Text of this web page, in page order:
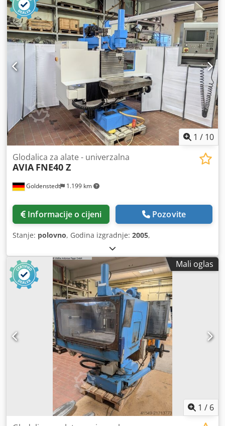
1 / 10
Goldenstedt 1.199 km
Glodalica za alate - univerzalna
AVIA FNE40 Z
Informacije o cijeni Pozovite
Stanje: polovno, Godina izgradnje: 2005,
Mali oglas
1 / 6